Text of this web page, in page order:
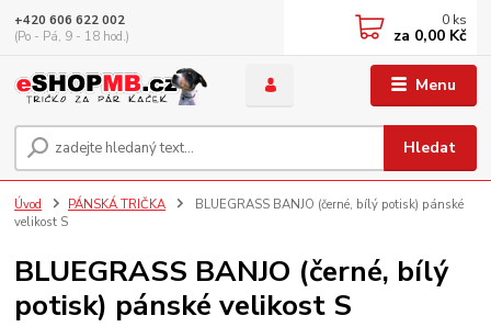
Menu
Hledat
+420 606 622 002
(Po - Pá, 9 - 18 hod.)
0 ks
za 0,00 Kč
Úvod PÁNSKÁ TRIČKA
BLUEGRASS BANJO (černé, bílý potisk) pánské
velikost S
BLUEGRASS BANJO (černé, bílý
potisk) pánské velikost S